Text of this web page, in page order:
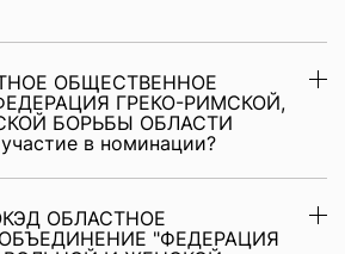
ОБЩЕСТВЕННОЕ
ГРЕКО-РИМСКОЙ,
БОРЬБЫ ОБЛАСТИ
в номинации?
ОБЛАСТНОЕ
"ФЕДЕРАЦИЯ